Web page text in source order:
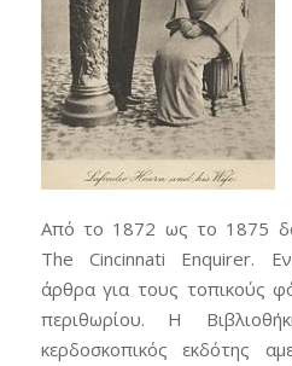
Από το 1872 ως το 1875
The Cincinnati Enquirer.
άρθρα για τους τοπικούς
περιθωρίου. Η
κερδοσκοπικός εκδότης